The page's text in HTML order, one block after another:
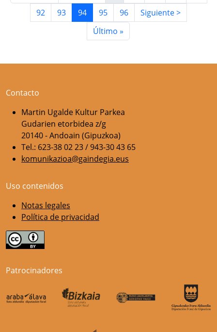
Página
92 Página
93 Página actual
94 Página
95 Página
96 Siguiente página
Siguiente >
Última página
Último »
Contacto
Martin Ugalde Kultur Parkea
Gudarien etorbidea z/g
20140 - Andoain (Gipuzkoa)
Tel.: 623-38 02 23 / 943-30 43 65
komunikazioa@gaindegia.eus
Uso contenidos
Notas legales
Política de privacidad
Patrocinadores